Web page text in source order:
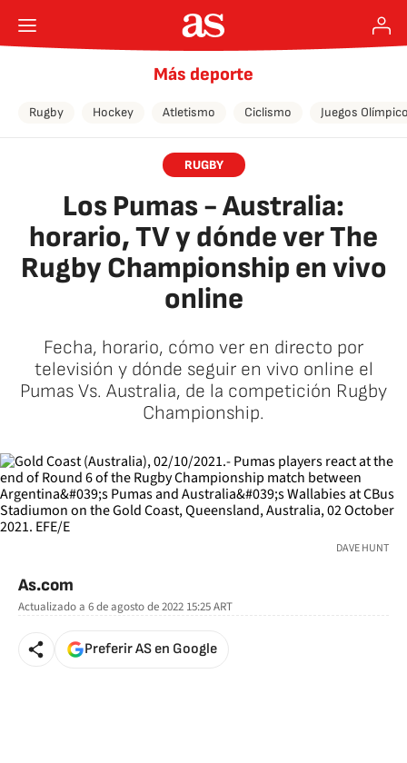
Más deporte
Rugby Hockey Atletismo Ciclismo Juegos
RUGBY
Los Pumas - Australia:
horario, TV y dónde ver The
Rugby Championship en vivo
online
Fecha, horario, cómo ver en directo por
televisión y dónde seguir en vivo online el
Pumas Vs. Australia, de la competición Rugby
Championship.
DAVE HUNT
As.com
Actualizado a 6 de agosto de 2022 15:25ART
Preferir AS en Google